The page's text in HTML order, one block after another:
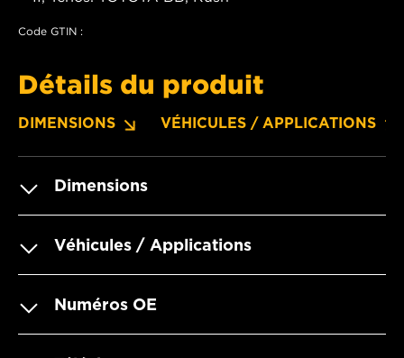
Code GTIN :
Détails du produit
DIMENSIONS VÉHICULES / APPLICATIONS
Dimensions
Véhicules / Applications
Numéros OE